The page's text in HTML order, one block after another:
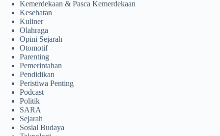
Kemerdekaan & Pasca Kemerdekaan
Kesehatan
Kuliner
Olahraga
Opini Sejarah
Otomotif
Parenting
Pemerintahan
Pendidikan
Peristiwa Penting
Podcast
Politik
SARA
Sejarah
Sosial Budaya